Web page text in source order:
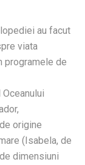
au facut
viata
programele de
Oceanului
origine
(Isabela, de
dimensiuni